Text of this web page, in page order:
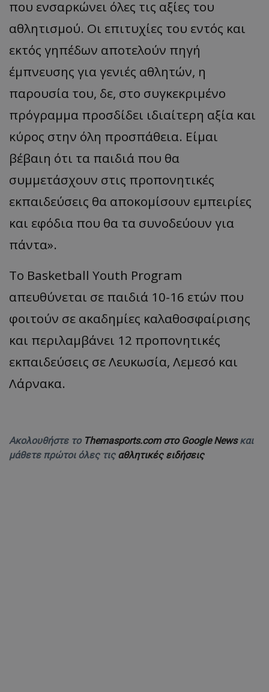
που ενσαρκώνει όλες τις αξίες του
αθλητισμού. Οι επιτυχίες του εντός και
εκτός γηπέδων αποτελούν πηγή
έμπνευσης για γενιές αθλητών, η
παρουσία του, δε, στο συγκεκριμένο
πρόγραμμα προσδίδει ιδιαίτερη αξία και
κύρος στην όλη προσπάθεια. Είμαι
βέβαιη ότι τα παιδιά που θα
συμμετάσχουν στις προπονητικές
εκπαιδεύσεις θα αποκομίσουν εμπειρίες
και εφόδια που θα τα συνοδεύουν για
πάντα».
Το Basketball Youth Program
απευθύνεται σε παιδιά 10-16 ετών που
φοιτούν σε ακαδημίες καλαθοσφαίρισης
και περιλαμβάνει 12 προπονητικές
εκπαιδεύσεις σε Λευκωσία, Λεμεσό και
Λάρνακα.
Ακολουθήστε το Themasports.com στο Google Newsκαι
μάθετε πρώτοι όλες τις αθλητικές ειδήσεις